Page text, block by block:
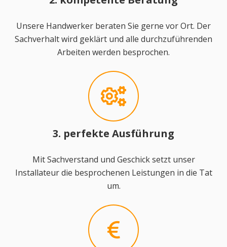
Unsere Handwerker beraten Sie gerne vor Ort. Der
Sachverhalt wird geklärt und alle durchzuführenden
Arbeiten werden besprochen.
3. perfekte Ausführung
Mit Sachverstand und Geschick setzt unser
Installateur die besprochenen Leistungen in die Tat
um.